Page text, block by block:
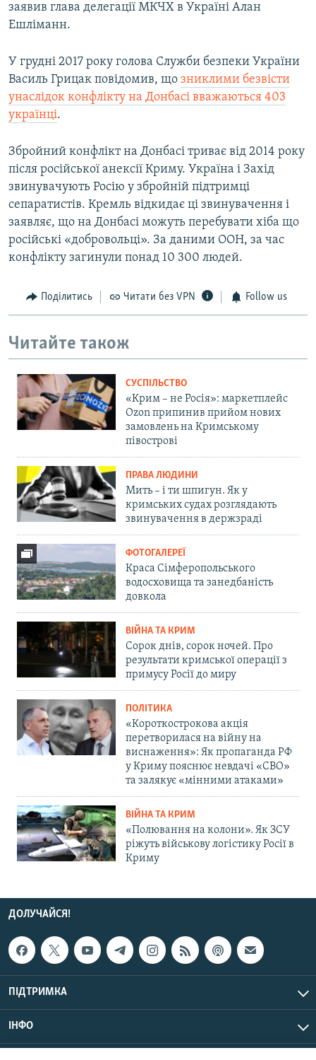
заявив глава делегації МКЧХ в Україні Алан
Ешліманн.
У грудні 2017 року голова Служби безпеки України
Василь Грицак повідомив, що зниклими безвісти
унаслідок конфлікту на Донбасі вважаються 403
українці.
Збройний конфлікт на Донбасі триває від 2014 року
після російської анексії Криму. Україна і Захід
звинувачують Росію у збройній підтримці
сепаратистів. Кремль відкидає ці звинувачення і
заявляє, що на Донбасі можуть перебувати хіба що
російські «добровольці». За даними ООН, за час
конфлікту загинули понад 10 300 людей.
Поділитись Читати без VPN Follow us
Читайте також
СУСПІЛЬСТВО
«Крим – не Росія»: маркетплейс
Ozon припинив прийом нових
замовлень на Кримському
півострові
ПРАВА ЛЮДИНИ
Мить – і ти шпигун. Як у
кримських судах розглядають
звинувачення в держзраді
ФОТОГАЛЕРЕЇ
Краса Сімферопольського
водосховища та занедбаність
довкола
ВІЙНА ТА КРИМ
Сорок днів, сорок ночей. Про
результати кримської операції з
примусу Росії до миру
ПОЛІТИКА
«Короткострокова акція
перетворилася на війну на
виснаження»: Як пропаганда РФ
у Криму пояснює невдачі «СВО»
та залякує «мінними атаками»
ВІЙНА ТА КРИМ
«Полювання на колони». Як ЗСУ
ріжуть військову логістику Росії в
Криму
ДОЛУЧАЙСЯ!
ПІДТРИМКА
ІНФО